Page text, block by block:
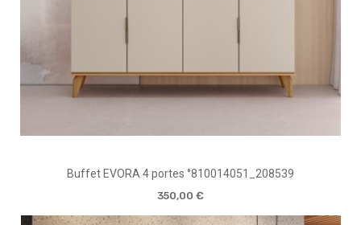
Buffet EVORA 4 portes °810014051_208539
350,00 €